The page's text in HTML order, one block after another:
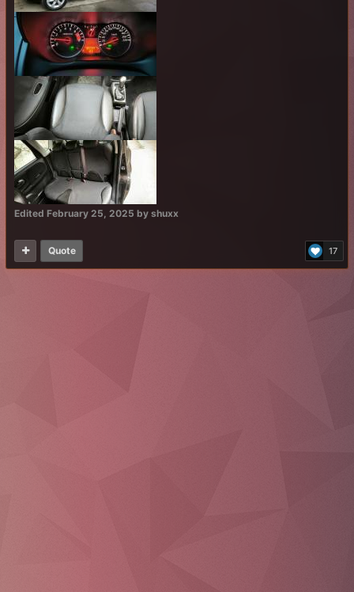
Edited February 25, 2025 by shuxx
17
Quote